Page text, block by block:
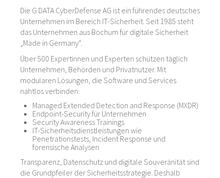
Die G DATA CyberDefense AG ist ein führendes deutsches
Unternehmen im Bereich IT-Sicherheit. Seit 1985 steht
das Unternehmen aus Bochum für digitale Sicherheit
„Made in Germany“.
Über 500 Expertinnen und Experten schützen täglich
Unternehmen, Behörden und Privatnutzer. Mit
modularen Lösungen, die Software und Services
nahtlos verbinden:
Managed Extended Detection and Response (MXDR)
Endpoint-Security für Unternehmen
Security Awareness Trainings
IT-Sicherheitsdienstleistungen wie
Penetrationstests, Incident Response und
forensische Analysen
Transparenz, Datenschutz und digitale Souveränität sind
die Grundpfeiler der Sicherheitsstrategie. Deshalb